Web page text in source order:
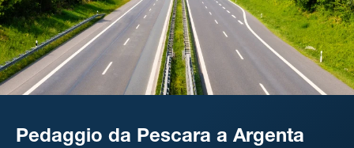
Pedaggio da Pescara a Argenta